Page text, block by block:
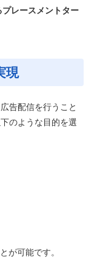
レースメントター
現
告配信を行うこと
のような目的を選
が可能です。